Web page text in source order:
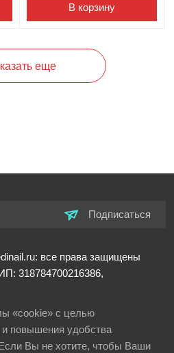
В корзину
еще
Подписаться
все права защищены
318784700216386,
«cookie» с целью
и повышения удобства
Вы не хотите, чтобы Ваши